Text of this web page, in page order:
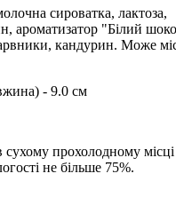
сироватка, лактоза,
ароматизатор "Білий
кандурин. Може
- 9.0 см
сухому прохолодному
не більше 75%.